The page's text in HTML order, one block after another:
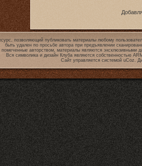
позволяющий публиковать материалы любому
быть удален по просьбе автора при предъявлении
помеченные авторством, материалы являются эксклюзивными
Вся символика и дизайн Клуба являются собственностью
Сайт управляется системой uCoz.